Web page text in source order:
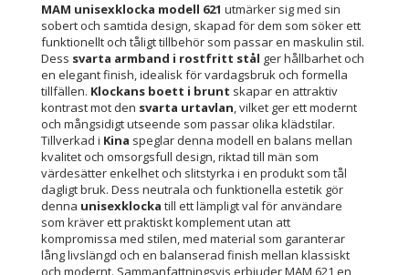
MAM unisexklocka modell 621 utmärker sig med sin
sobert och samtida design, skapad för dem som söker ett
funktionellt och tåligt tillbehör som passar en maskulin stil.
Dess svarta armband i rostfritt stål ger hållbarhet och
en elegant finish, idealisk för vardagsbruk och formella
tillfällen. Klockans boett i brunt skapar en attraktiv
kontrast mot den svarta urtavlan, vilket ger ett modernt
och mångsidigt utseende som passar olika klädstilar.
Tillverkad i Kina speglar denna modell en balans mellan
kvalitet och omsorgsfull design, riktad till män som
värdesätter enkelhet och slitstyrka i en produkt som tål
dagligt bruk. Dess neutrala och funktionella estetik gör
denna unisexklocka till ett lämpligt val för användare
som kräver ett praktiskt komplement utan att
kompromissa med stilen, med material som garanterar
lång livslängd och en balanserad finish mellan klassiskt
och modernt. Sammanfattningsvis erbjuder MAM 621 en